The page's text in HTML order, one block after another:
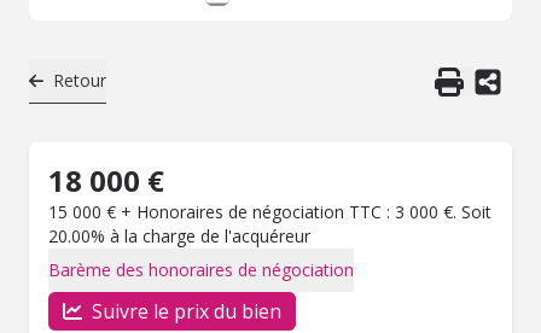
Retour
18 000 €
15 000 € + Honoraires de négociation TTC : 3 000 €. Soit
20.00% à la charge de l'acquéreur
Barème des honoraires de négociation
Suivre le prix du bien